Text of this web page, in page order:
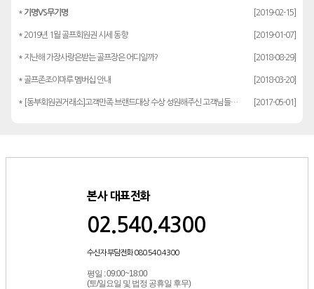
* 기명VS무기명 [2019-02-15]
* 2019년 1월 골프회원권 시세 동향 [2019-01-07]
* 지난해 가장사랑은받는 골프장은 어디일까? [2018-08-29]
* 골프존조이마루 멤버십 안내 [2018-03-20]
* [동부회원권거래소]고객만족 브랜드대상 수상 성원해주신 고객님들께 감사드립… [2017-05-01]
본사 대표전화
02.540.4300
수신자 부담전화 080.540.4300
평일 : 09:00~18:00
(토/일요일 및 법정 공휴일 후무)